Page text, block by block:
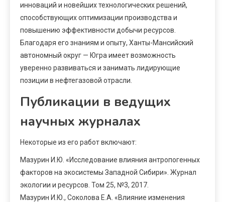
инноваций и новейших технологических решений,
способствующих оптимизации производства и
повышению эффективности добычи ресурсов.
Благодаря его знаниям и опыту, Ханты-Мансийский
автономный округ — Югра имеет возможность
уверенно развиваться и занимать лидирующие
позиции в нефтегазовой отрасли.
Публикации в ведущих
научных журналах
Некоторые из его работ включают:
Мазурин И.Ю. «Исследование влияния антропогенных
факторов на экосистемы Западной Сибири». Журнал
экологии и ресурсов. Том 25, №3, 2017.
Мазурин И.Ю., Соколова Е.А. «Влияние изменения